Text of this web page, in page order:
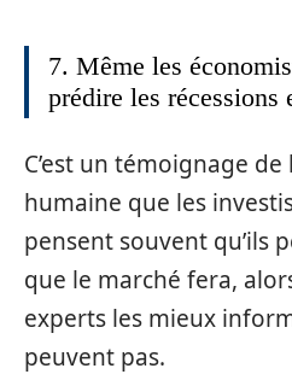
7. Même les
prédire les récessions
C’est un témoignage
humaine que les
pensent souvent qu’ils
que le marché fera,
experts les mieux
peuvent pas.